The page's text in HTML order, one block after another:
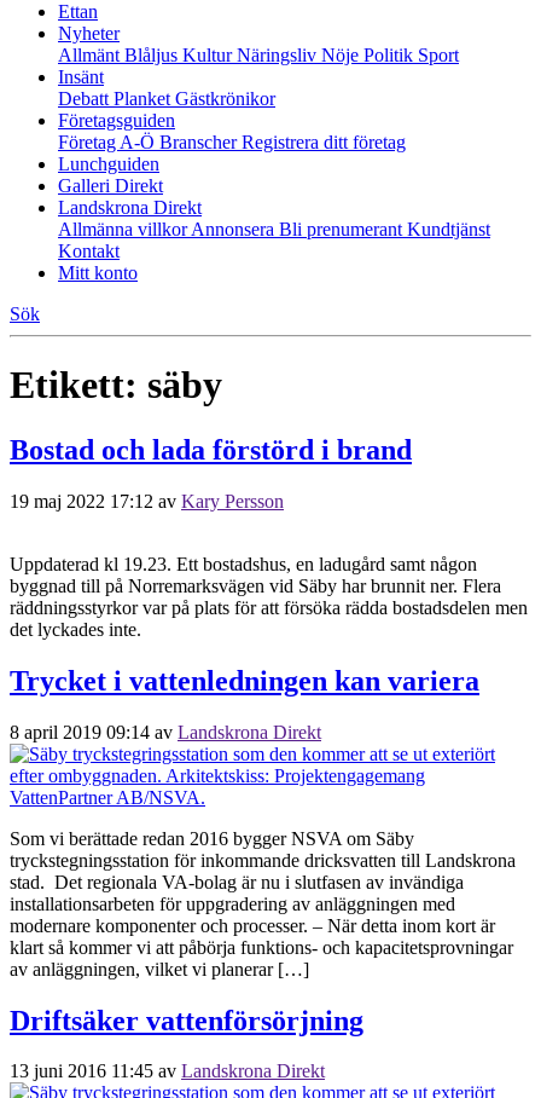
Ettan
Nyheter
Allmänt Blåljus KulturNäringsliv Nöje Politik Sport
Insänt
Debatt Planket Gästkrönikor
Företagsguiden
Företag A-Ö BranscherRegistrera ditt företag
Lunchguiden
Galleri Direkt
Landskrona Direkt
Allmänna villkorAnnonsera Bli prenumerant Kundtjänst
Kontakt
Mitt konto
Sök
Etikett: säby
Bostad och lada förstörd i brand
19 maj 2022 17:12 av Kary Persson
Uppdaterad kl 19.23. Ett bostadshus, en ladugård samt någon
byggnad till på Norremarksvägen vid Säby har brunnit ner. Flera
räddningsstyrkor var på plats för att försöka rädda bostadsdelen men
det lyckades inte.
Trycket i vattenledningen kan variera
8 april 2019 09:14 av Landskrona Direkt
Som vi berättade redan 2016 bygger NSVA om Säby
tryckstegningsstation för inkommande dricksvatten till Landskrona
stad. Det regionala VA-bolag är nu i slutfasen av invändiga
installationsarbeten för uppgradering av anläggningen med
modernare komponenter och processer. – När detta inom kort är
klart så kommer vi att påbörja funktions- och kapacitetsprovningar
av anläggningen, vilket vi planerar […]
Driftsäker vattenförsörjning
13 juni 2016 11:45 av Landskrona Direkt